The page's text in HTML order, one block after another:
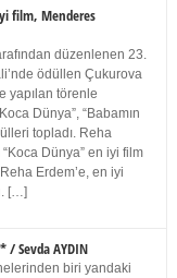
film, Menderes
düzenlenen 23.
ödüllen Çukurova
yapılan törenle
Dünya”, “Babamın
topladı. Reha
Dünya” en iyi film
Erdem’e, en iyi
[…]
/ Sevda AYDIN
biri yandaki